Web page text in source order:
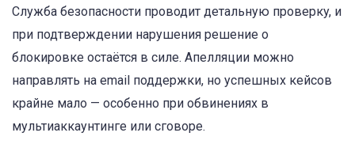
Служба безопасности проводит детальную проверку, и
при подтверждении нарушения решение о
блокировке остаётся в силе. Апелляции можно
направлять на email поддержки, но успешных кейсов
крайне мало — особенно при обвинениях в
мультиаккаунтинге или сговоре.